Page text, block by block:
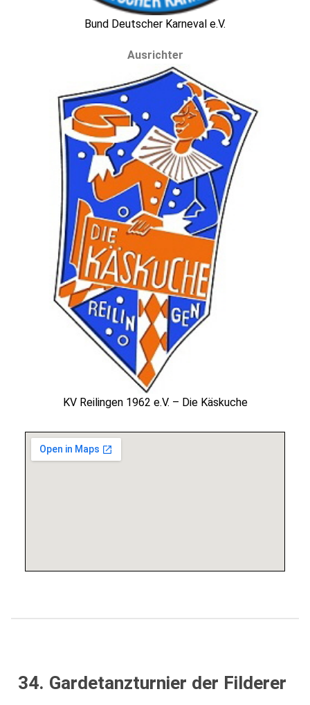
Bund Deutscher Karneval e.V.
Ausrichter
KV Reilingen 1962 e.V. – Die Käskuche
34. Gardetanzturnier der Filderer